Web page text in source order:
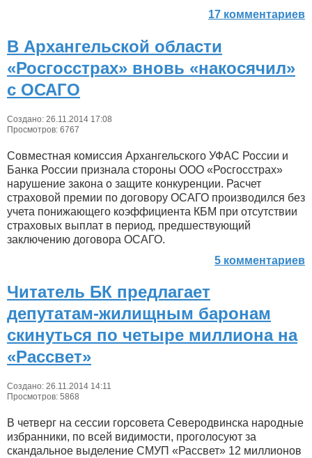
17 комментариев
В Архангельской области
«Росгосстрах» вновь «накосячил»
с ОСАГО
Создано: 26.11.2014 17:08
Просмотров: 6767
Совместная комиссия Архангельского УФАС России и
Банка России признала стороны ООО «Росгосстрах»
нарушение закона о защите конкуренции. Расчет
страховой премии по договору ОСАГО производился без
учета понижающего коэффициента КБМ при отсутствии
страховых выплат в период, предшествующий
заключению договора ОСАГО.
5 комментариев
Читатель БК предлагает
депутатам-жилищным баронам
скинуться по четыре миллиона на
«Рассвет»
Создано: 26.11.2014 14:11
Просмотров: 5868
В четверг на сессии горсовета Северодвинска народные
избранники, по всей видимости, проголосуют за
скандальное выделение СМУП «Рассвет» 12 миллионов